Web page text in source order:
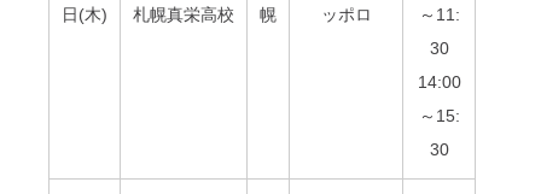
日(木)
札幌真栄高校
幌
ッポロ
～ 11:
30
14:00
～15:
30